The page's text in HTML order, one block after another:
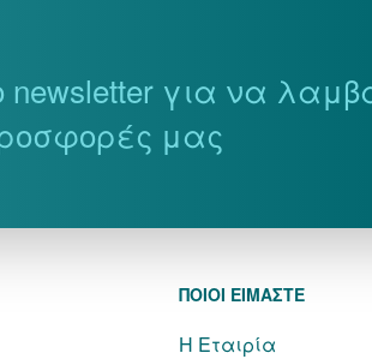
για να
μας
ΠΟΙΟΙ ΕΙΜΑΣΤΕ
Η Εταιρία